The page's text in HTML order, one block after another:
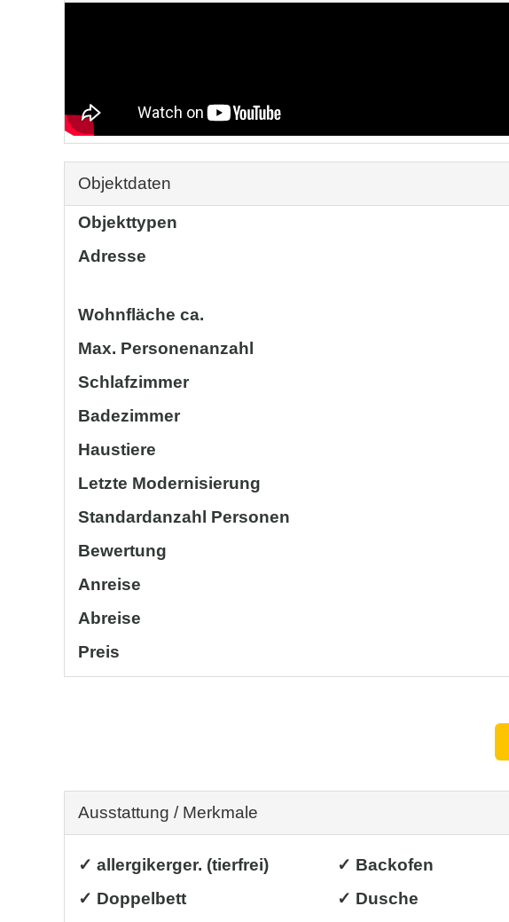
Objektdaten
Objekttypen
Adresse
Wohnfläche ca.
Max. Personenanzahl
Schlafzimmer
Badezimmer
Haustiere
Letzte Modernisierung
Standardanzahl Personen
Bewertung
Anreise
Abreise
Preis
Ausstattung / Merkmale
✓ allergikerger. (tierfrei) ✓ Backofen
✓ Doppelbett
✓ Dusche